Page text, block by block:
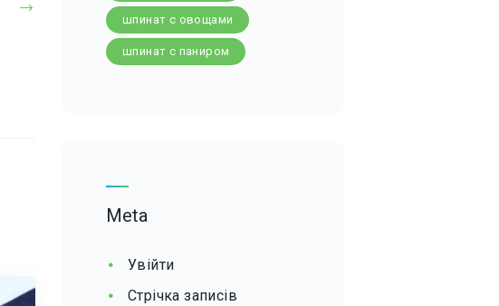
Next
шпинат с овощами
шпинат с паниром
Meta
Увійти
Стрічка записів